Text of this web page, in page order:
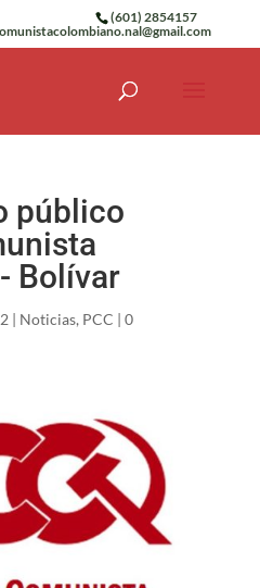
(601) 2854157
público
Bolívar
| Noticias, PCC | 0